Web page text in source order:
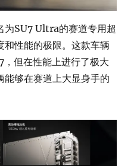
为SU7 Ultra的赛道专用超
和性能的极限。这款车辆
但在性能上进行了极大
能够在赛道上大显身手的